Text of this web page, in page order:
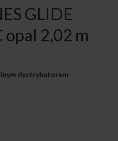
GLIDE
opal 2,02 m
dystrybutorem